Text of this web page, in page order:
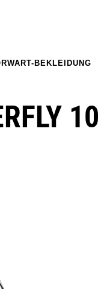
BEKLEIDUNG